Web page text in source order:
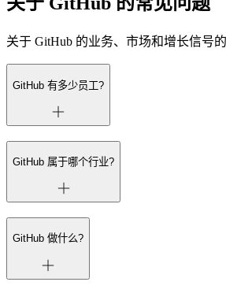
关于 GitHub 的业务、市场和增长信号的
GitHub 有多少员工?
GitHub 属于哪个行业?
GitHub 做什么?